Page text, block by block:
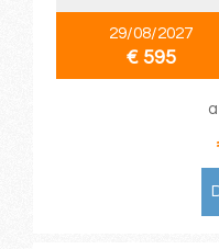
29/08/2027
€ 595